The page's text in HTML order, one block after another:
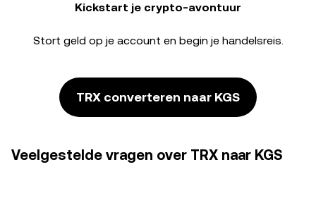
Kickstart je crypto-avontuur
Stort geld op je account en begin je handelsreis.
TRX converteren naar KGS
Veelgestelde vragen over TRX naar KGS